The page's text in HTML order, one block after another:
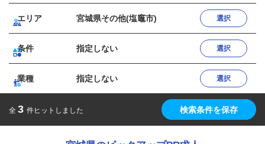
エリア 宮城県その他(塩竈市) 選択
条件 指定しない 選択
業種 指定しない 選択
全 3 件ヒットしました 検索条件を保存